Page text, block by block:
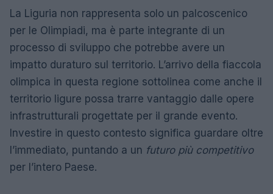
La Liguria non rappresenta solo un palcoscenico
per le Olimpiadi, ma è parte integrante di un
processo di sviluppo che potrebbe avere un
impatto duraturo sul territorio. L’arrivo della fiaccola
olimpica in questa regione sottolinea come anche il
territorio ligure possa trarre vantaggio dalle opere
infrastrutturali progettate per il grande evento.
Investire in questo contesto significa guardare oltre
l’immediato, puntando a un futuro più competitivo
per l’intero Paese.